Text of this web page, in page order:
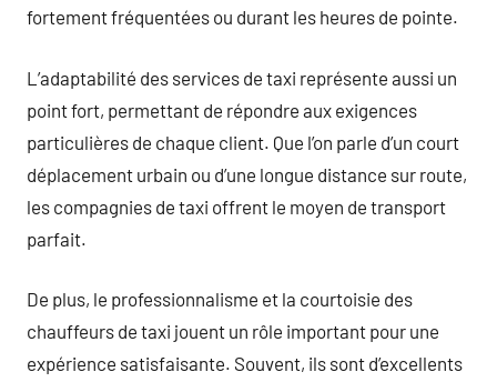
fortement fréquentées ou durant les heures de pointe.
L’adaptabilité des services de taxi représente aussi un
point fort, permettant de répondre aux exigences
particulières de chaque client. Que l’on parle d’un court
déplacement urbain ou d’une longue distance sur route,
les compagnies de taxi offrent le moyen de transport
parfait.
De plus, le professionnalisme et la courtoisie des
chauffeurs de taxi jouent un rôle important pour une
expérience satisfaisante. Souvent, ils sont d’excellents